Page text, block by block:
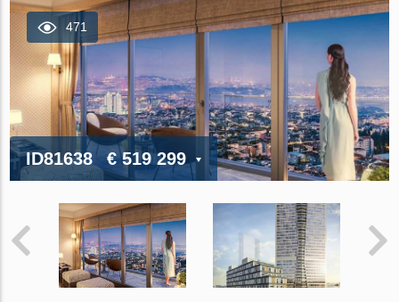
471
ID81638 € 519 299